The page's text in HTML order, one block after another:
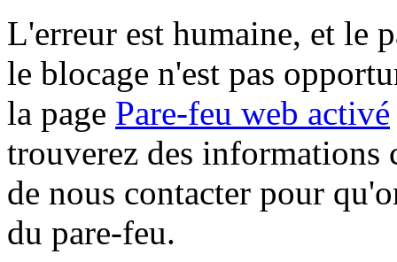
L'erreur est humaine, et le
le blocage n'est pas
la page Pare-feu web activé
trouverez des informations
de nous contacter pour
du pare-feu.